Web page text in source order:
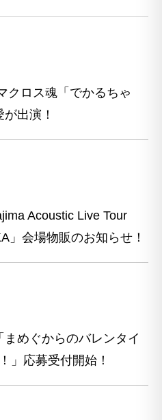
クロス魂「でかるちゃ
出演！
Acoustic Live Tour
」会場物販のお知らせ！
めぐからのバレンタイ
」応募受付開始！